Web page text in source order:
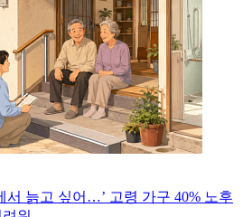
서 늙고 싶어…’ 고령 가구 40% 노후